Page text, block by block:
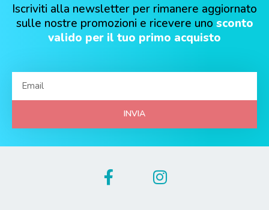
Iscriviti alla newsletter per rimanere aggiornato
sulle nostre promozioni e ricevere uno sconto
valido per il tuo primo acquisto
INVIA